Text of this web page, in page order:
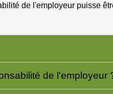
de l'employeur puisse
de l'employeur